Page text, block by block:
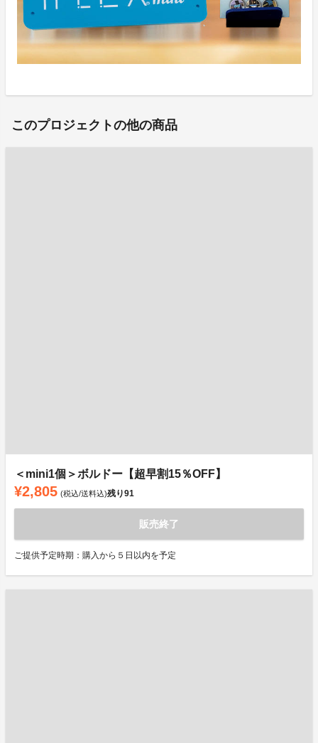
このプロジェクトの他の商品
＜mini1個＞ボルドー【超早割15％OFF】
¥2,805 (税込/送料込)残り91
販売終了
ご提供予定時期：購入から５日以内を予定